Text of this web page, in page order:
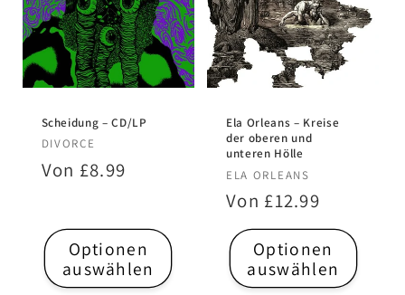
Scheidung – CD/LP
Anbieter:
DIVORCE
Normaler
Von £8.99
Optionen
auswählen
Ela Orleans – Kreise
der oberen und
unteren Hölle
Anbieter:
ELA ORLEANS
Normaler
Preis
Von £12.99
Optionen
auswählen